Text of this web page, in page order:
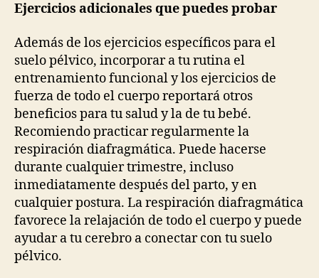
Ejercicios adicionales que puedes probar
Además de los ejercicios específicos para el
suelo pélvico, incorporar a tu rutina el
entrenamiento funcional y los ejercicios de
fuerza de todo el cuerpo reportará otros
beneficios para tu salud y la de tu bebé.
Recomiendo practicar regularmente la
respiración diafragmática. Puede hacerse
durante cualquier trimestre, incluso
inmediatamente después del parto, y en
cualquier postura. La respiración diafragmática
favorece la relajación de todo el cuerpo y puede
ayudar a tu cerebro a conectar con tu suelo
pélvico.